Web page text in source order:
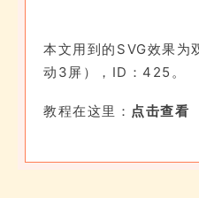
本文用到的SVG效果为
动3屏）
，ID：425。
教程在这里： 点击查看